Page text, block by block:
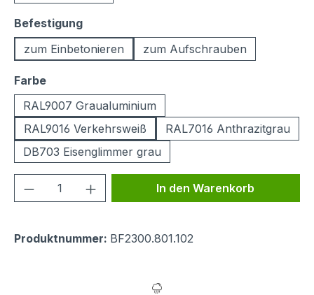
Befestigungauswählen
zum Einbetonieren
zum Aufschrauben
Farbeauswählen
RAL9007 Graualuminium
RAL9016 Verkehrsweiß
RAL7016 Anthrazitgrau
DB703 Eisenglimmer grau
Produkt Anzahl: Gib denIn den Warenkorb
Produktnummer: BF2300.801.102